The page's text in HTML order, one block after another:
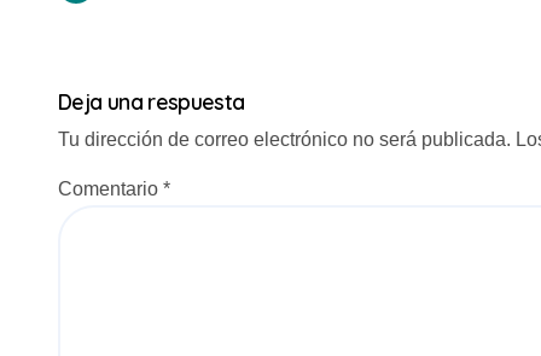
a
c
Deja una respuesta
Tu dirección de correo electrónico no será publicada.
Comentario *